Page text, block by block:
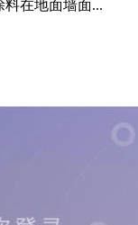
在地面墙面...